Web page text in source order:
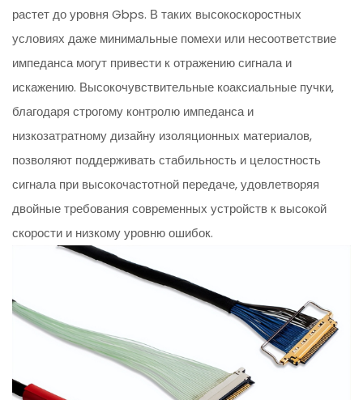
растет до уровня Gbps. В таких высокоскоростных
условиях даже минимальные помехи или несоответствие
импеданса могут привести к отражению сигнала и
искажению. Высокочувствительные коаксиальные пучки,
благодаря строгому контролю импеданса и
низкозатратному дизайну изоляционных материалов,
позволяют поддерживать стабильность и целостность
сигнала при высокочастотной передаче, удовлетворяя
двойные требования современных устройств к высокой
скорости и низкому уровню ошибок.